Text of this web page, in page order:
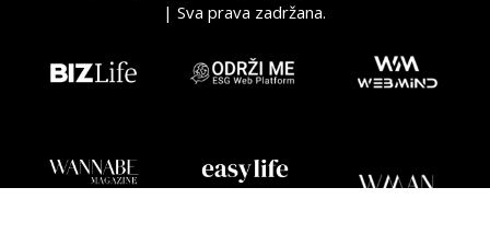
| Sva prava zadržana.